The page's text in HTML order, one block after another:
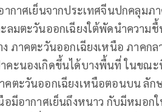
กาศเย็นจากประเทศจีนปกคลุมภ
ลมตะวันออกเฉียงใต้พัดนำความชื้
ภาคตะวันออกเฉียงเหนือ ภาคก
คะนองเกิดขึ้นได้บางพื้นที่ ในขณ
ตะวันออกเฉียงเหนือตอนบน ลั
อมีอากาศเย็นถึงหนาว กับมีหมอก